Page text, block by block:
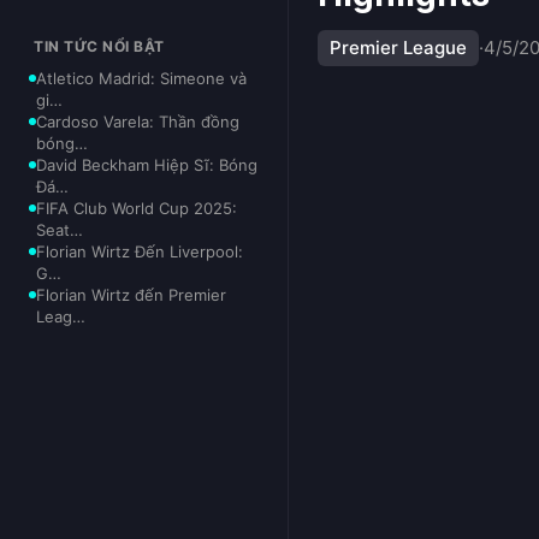
TIN TỨC NỔI BẬT
Atletico Madrid: Simeone và
gi…
Cardoso Varela: Thần đồng
bóng…
David Beckham Hiệp Sĩ: Bóng
Đá…
FIFA Club World Cup 2025:
Seat…
Florian Wirtz Đến Liverpool:
G…
Florian Wirtz đến Premier
Leag…
Premier League ·4/5/